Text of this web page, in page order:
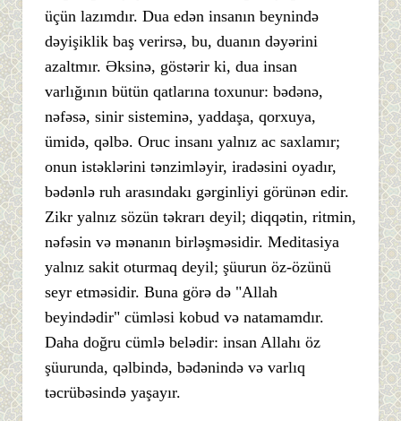
üçün lazımdır. Dua edən insanın beynində
dəyişiklik baş verirsə, bu, duanın dəyərini
azaltmır. Əksinə, göstərir ki, dua insan
varlığının bütün qatlarına toxunur: bədənə,
nəfəsə, sinir sisteminə, yaddaşa, qorxuya,
ümidə, qəlbə. Oruc insanı yalnız ac saxlamır;
onun istəklərini tənzimləyir, iradəsini oyadır,
bədənlə ruh arasındakı gərginliyi görünən edir.
Zikr yalnız sözün təkrarı deyil; diqqətin, ritmin,
nəfəsin və mənanın birləşməsidir. Meditasiya
yalnız sakit oturmaq deyil; şüurun öz-özünü
seyr etməsidir. Buna görə də "Allah
beyindədir" cümləsi kobud və natamamdır.
Daha doğru cümlə belədir: insan Allahı öz
şüurunda, qəlbində, bədənində və varlıq
təcrübəsində yaşayır.